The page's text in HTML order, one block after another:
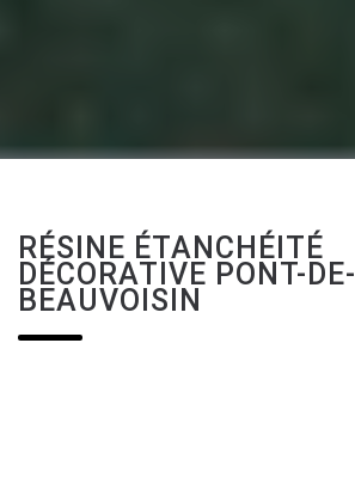
RÉSINE ÉTANCHÉITÉ
DÉCORATIVE PONT-DE-
BEAUVOISIN